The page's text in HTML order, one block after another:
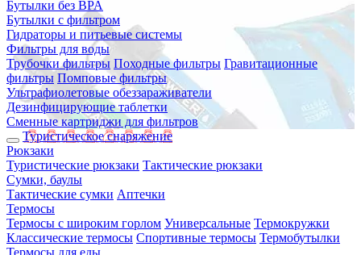
Бутылки без BPA
Бутылки с фильтром
Гидраторы и питьевые системы
Фильтры для воды
Трубочки фильтры Походные фильтры Гравитационные
фильтры Помповые фильтры
Ультрафиолетовые обеззараживатели
Дезинфицирующие таблетки
Сменные картриджи для фильтров
Туристическое снаряжение
Рюкзаки
Туристические рюкзаки Тактические рюкзаки
Сумки, баулы
Тактические сумки Аптечки
Термосы
Термосы с широким горлом Универсальные Термокружки
Классические термосы Спортивные термосы Термобутылки